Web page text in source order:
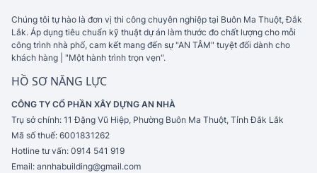
Chúng tôi tự hào là đơn vị thi công chuyên nghiệp tại Buôn Ma Thuột, Đắk
Lắk. Áp dụng tiêu chuẩn kỹ thuật dự án làm thước đo chất lượng cho mỗi
công trình nhà phố, cam kết mang đến sự "AN TÂM" tuyệt đối dành cho
khách hàng | "Một hành trình trọn vẹn".
HỒ SƠ NĂNG LỰC
CÔNG TY CỔ PHẦN XÂY DỰNG AN NHÀ
Trụ sở chính: 11 Đặng Vũ Hiệp, Phường Buôn Ma Thuột, Tỉnh Đắk Lắk
Mã số thuế: 6001831262
Hotline tư vấn: 0914 541 919
Email: annhabuilding@gmail.com